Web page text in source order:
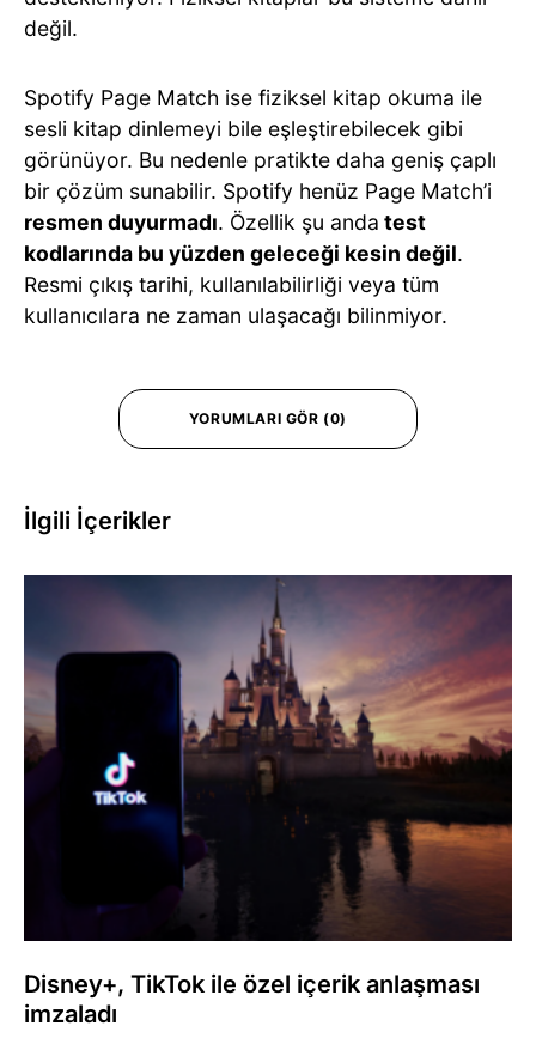
değil.
Spotify Page Match ise fiziksel kitap okuma ile
sesli kitap dinlemeyi bile eşleştirebilecek gibi
görünüyor. Bu nedenle pratikte daha geniş çaplı
bir çözüm sunabilir. Spotify henüz Page Match’i
resmen duyurmadı. Özellik şu anda test
kodlarında bu yüzden geleceği kesin değil.
Resmi çıkış tarihi, kullanılabilirliği veya tüm
kullanıcılara ne zaman ulaşacağı bilinmiyor.
YORUMLARI GÖR (0)
İlgili İçerikler
Disney+, TikTok ile özel içerik anlaşması
imzaladı